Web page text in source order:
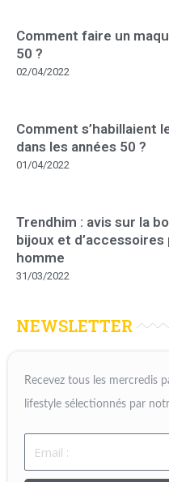
Comment faire un
50 ?
02/04/2022
Comment s’habillaient
dans les années 50 ?
01/04/2022
Trendhim : avis sur la
bijoux et d’accessoires
homme
31/03/2022
NEWSLETTER
Recevez tous les mercredis
lifestyle sélectionnés par
Email